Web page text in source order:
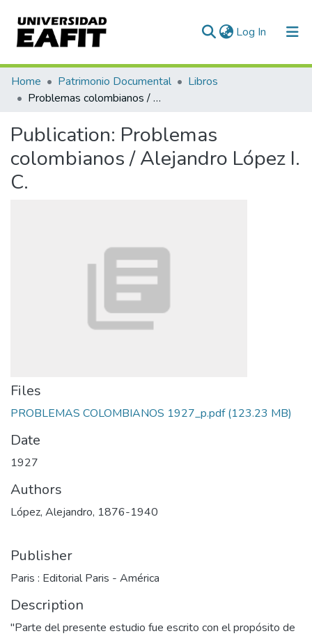
Log In (current)
Communities & Collections
All of DSpace
Statistics
Home Patrimonio Documental
Libros
Problemas colombianos / Alejandro López I. C.
Publication: Problemas
colombianos / Alejandro López I.
C.
Files
PROBLEMAS COLOMBIANOS 1927_p.pdf(123.23 MB)
Date
1927
Authors
López, Alejandro, 1876-1940
Publisher
Paris : Editorial Paris - América
Description
"Parte del presente estudio fue escrito con el propósito de